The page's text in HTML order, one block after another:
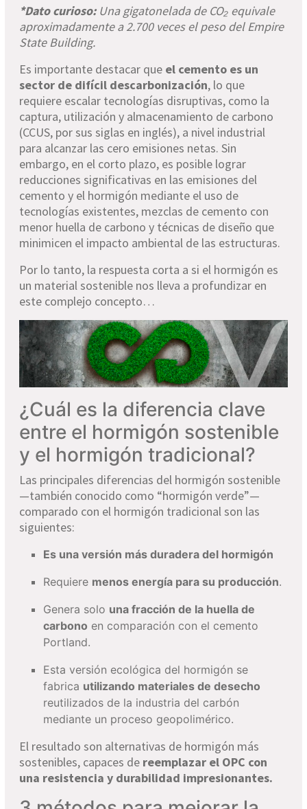
*Dato curioso: Una gigatonelada de CO₂ equivale
aproximadamente a 2.700 veces el peso del Empire
State Building.
Es importante destacar que el cemento es un
sector de difícil descarbonización, lo que
requiere escalar tecnologías disruptivas, como la
captura, utilización y almacenamiento de carbono
(CCUS, por sus siglas en inglés), a nivel industrial
para alcanzar las cero emisiones netas. Sin
embargo, en el corto plazo, es posible lograr
reducciones significativas en las emisiones del
cemento y el hormigón mediante el uso de
tecnologías existentes, mezclas de cemento con
menor huella de carbono y técnicas de diseño que
minimicen el impacto ambiental de las estructuras.
Por lo tanto, la respuesta corta a si el hormigón es
un material sostenible nos lleva a profundizar en
este complejo concepto…
¿Cuál es la diferencia clave
entre el hormigón sostenible
y el hormigón tradicional?
Las principales diferencias del hormigón sostenible
—también conocido como “hormigón verde”—
comparado con el hormigón tradicional son las
siguientes:
Es una versión más duradera del hormigón
Requiere menos energía para su producción.
Genera solo una fracción de la huella de
carbono en comparación con el cemento
Portland.
Esta versión ecológica del hormigón se
fabrica utilizando materiales de desecho
reutilizados de la industria del carbón
mediante un proceso geopolimérico.
El resultado son alternativas de hormigón más
sostenibles, capaces de reemplazar el OPC con
una resistencia y durabilidad impresionantes.